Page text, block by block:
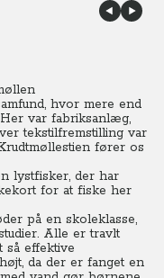
hvor mere end
var fabriksanlæg,
tekstilfremstilling var
fører os
lystfisker, der har
for at fiske her
på en skoleklasse,
Alle er travlt
så effektive
da der er fanget en